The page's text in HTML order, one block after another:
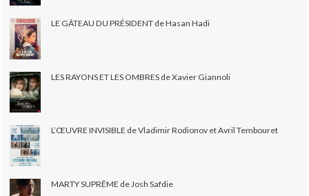
LE GÂTEAU DU PRÉSIDENT de Hasan Hadi
LES RAYONS ET LES OMBRES de Xavier Giannoli
L’ŒUVRE INVISIBLE de Vladimir Rodionov et Avril Tembouret
MARTY SUPRÊME de Josh Safdie